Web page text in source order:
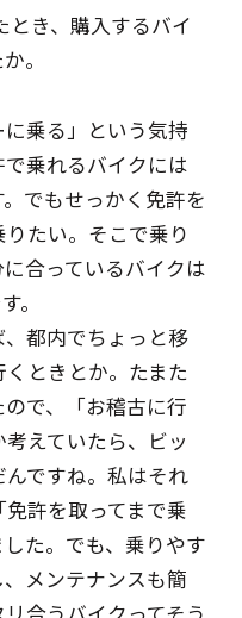
き、購入するバイ
。
に乗る」という気持
乗れるバイクには
でもせっかく免許を
たい。そこで乗り
合っているバイクは
。
都内でちょっと移
ときとか。たまた
で、「お稽古に行
えていたら、ビッ
ですね。私はそれ
許を取ってまで乗
た。でも、乗りやす
メンテナンスも簡